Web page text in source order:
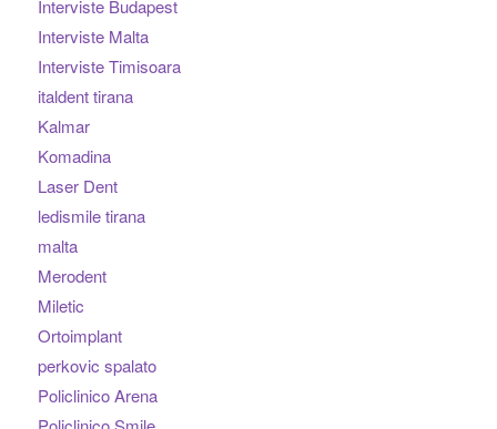
Interviste Budapest
Interviste Malta
Interviste Timisoara
italdent tirana
Kalmar
Komadina
Laser Dent
ledismile tirana
malta
Merodent
Miletic
Ortoimplant
perkovic spalato
Policlinico Arena